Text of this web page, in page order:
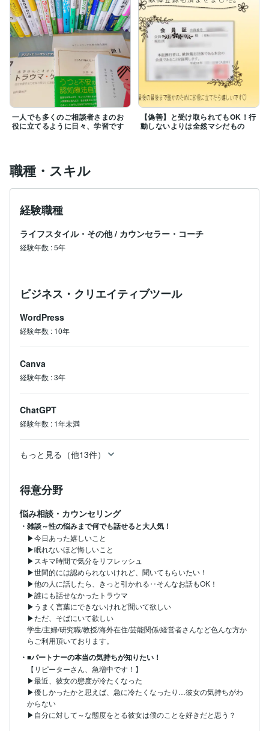
⏱お時間に制限がある場合は、ご購入後にトークルーム
から「５分」「10分」などご連絡いただけると料金の
無駄がありません。(*´ω｀*)　遠慮なくお申しつけくだ
さいね♪
尚、性処理目的のエロトークにはお付き合い致しません
ので悪しからず‥
【男性限定】などで検索して頂けると、ご希望に叶う商
品が表示されますのでそちらをご利用ください。
・真剣な性の悩み、性被害、s●xレスのお話などはお聞
一人でも多くのご相談者さまのお
役に立てるように日々、学習です
【偽善】と受け取られてもOK！行
動しないよりは全然マシだもの
職種・スキル
経験職種
ライフスタイル・その他 / カウンセラー・コーチ
経験年数 :5年
ビジネス・クリエイティブツール
WordPress
経験年数 : 10年
Canva
経験年数 :3年
ChatGPT
経験年数 : 1年未満
もっと見る（他13件）
得意分野
悩み相談・カウンセリング
・雑談～性の悩みまで何でも話せると大人気！
▶今日あった嬉しいこと
▶眠れないほど悔しいこと
▶スキマ時間で気分をリフレッシュ
▶世間的には認められないけれど、聞いてもらいたい！
▶他の人に話したら、きっと引かれる‥そんなお話もOK！
▶誰にも話せなかったトラウマ
▶うまく言葉にできないけれど聞いて欲しい
▶ただ、そばにいて欲しい
学生/主婦/研究職/教授/海外在住/芸能関係/経営者さんなど色んな方か
らご利用頂いております。
・■パートナーの本当の気持ちが知りたい！
【リピーターさん、急増中です！】
▶最近、彼女の態度が冷たくなった
▶優しかったかと思えば、急に冷たくなったり…彼女の気持ちがわ
からない
▶自分に対して～な態度をとる彼女は僕のことを好きだと思う？